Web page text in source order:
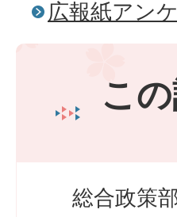
広報紙アン
こ
総合政策